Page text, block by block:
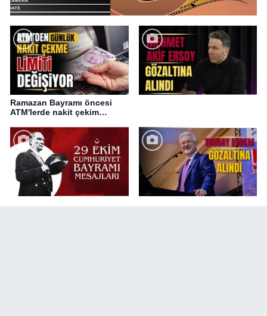
Ramazan Bayramı öncesi
ATM'lerde nakit çekim